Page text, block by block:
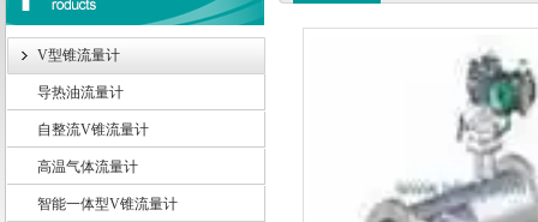
上海龙魁工业技术有限责任公司
V型锥流量计
导热油流量计
自整流V锥流量计
高温气体流量计
智能一体型V锥流量计